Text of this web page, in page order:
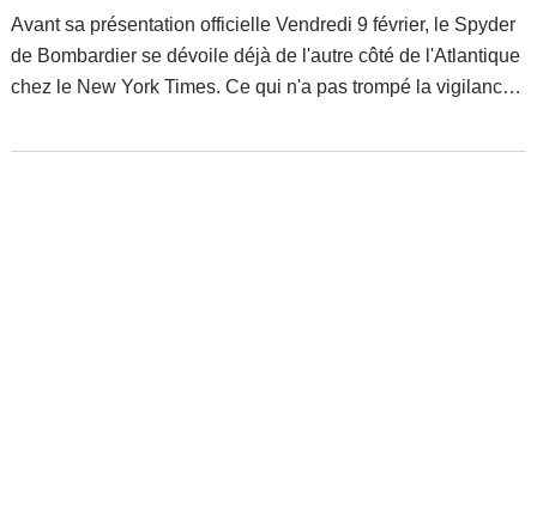
Avant sa présentation officielle Vendredi 9 février, le Spyder
de Bombardier se dévoile déjà de l'autre côté de l'Atlantique
chez le New York Times. Ce qui n'a pas trompé la vigilance
suggestives, voici donc les photos sans détours de la future